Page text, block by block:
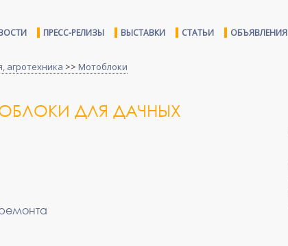
ПРЕСС-РЕЛИЗЫ ВЫСТАВКИ СТАТЬИ ОБЪЯВЛЕНИЯ
агротехника >> Мотоблоки
ДЛЯ ДАЧНЫХ